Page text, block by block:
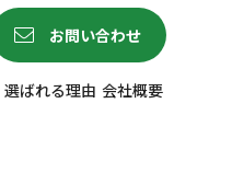
お問い合わせ
選ばれる理由 会社概要